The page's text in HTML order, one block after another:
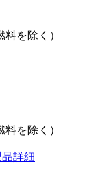
を除く）
を除く）
詳細